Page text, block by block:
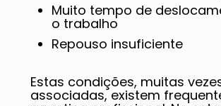
Muito tempo de
o trabalho
Repouso insuficiente
Estas condições, muitas
associadas, existem